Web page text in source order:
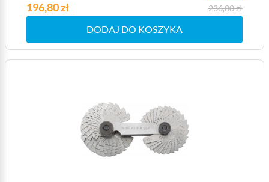
Cena
196,80 zł
Cena podstawowa 236,00 zł
DODAJ DO KOSZYKA